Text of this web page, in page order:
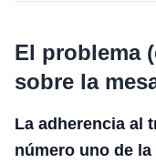
El problema
sobre la
La adherencia al
número uno de